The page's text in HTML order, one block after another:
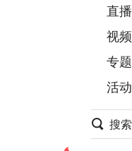
推荐
财经
项目推荐
安徽
直播
视频
专题
活动
搜索